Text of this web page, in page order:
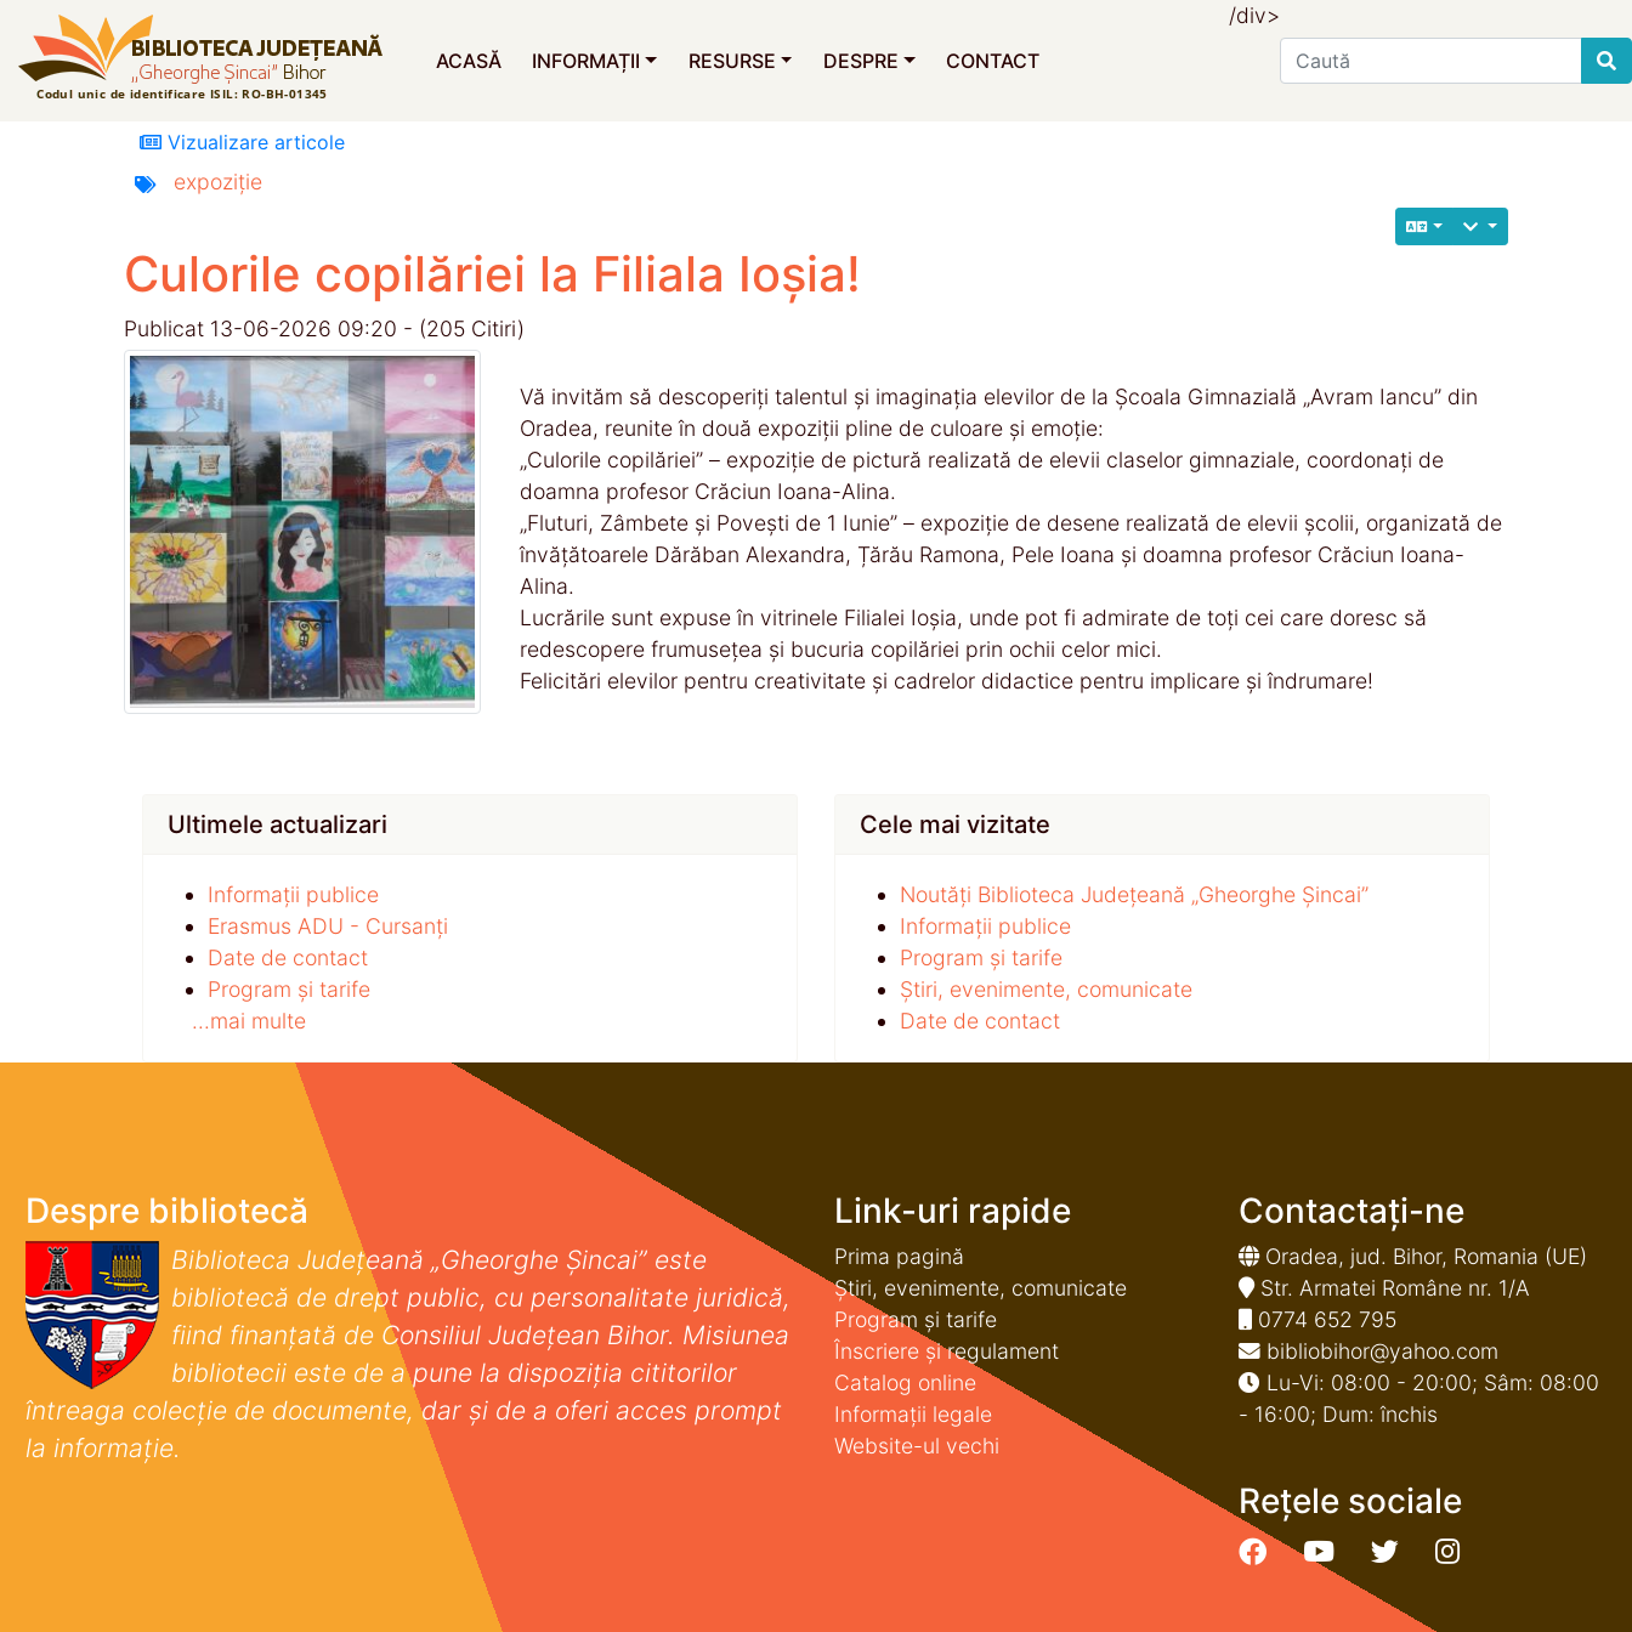
ACASĂ INFORMAȚII RESURSE DESPRE CONTACT
/div>
Find
Vizualizare articole
expoziție
Culorile copilăriei la Filiala Ioșia!
Publicat 13-06-2026 09:20 - (205 Citiri)
Vă invităm să descoperiți talentul și imaginația elevilor de la Școala Gimnazială „Avram Iancu” din
Oradea, reunite în două expoziții pline de culoare și emoție:
„Culorile copilăriei” – expoziție de pictură realizată de elevii claselor gimnaziale, coordonați de
doamna profesor Crăciun Ioana-Alina.
„Fluturi, Zâmbete și Povești de 1 Iunie” – expoziție de desene realizată de elevii școlii, organizată de
învățătoarele Dărăban Alexandra, Țărău Ramona, Pele Ioana și doamna profesor Crăciun Ioana-
Alina.
Lucrările sunt expuse în vitrinele Filialei Ioșia, unde pot fi admirate de toți cei care doresc să
redescopere frumusețea și bucuria copilăriei prin ochii celor mici.
Felicitări elevilor pentru creativitate și cadrelor didactice pentru implicare și îndrumare!
Ultimele actualizari
Informații publice
Erasmus ADU - Cursanți
Date de contact
Program și tarife
...mai multe
Cele mai vizitate
Noutăți Biblioteca Județeană „Gheorghe Șincai”
Informații publice
Program și tarife
Știri, evenimente, comunicate
Date de contact
Despre bibliotecă
Biblioteca Județeană „Gheorghe Șincai” este
bibliotecă de drept public, cu personalitate juridică,
fiind finanţată de Consiliul Judeţean Bihor. Misiunea
bibliotecii este de a pune la dispoziţia cititorilor
întreaga colecţie de documente, dar şi de a oferi acces prompt
la informaţie.
Link-uri rapide
Prima pagină
Știri, evenimente, comunicate
Program și tarife
Înscriere și regulament
Catalog online
Informații legale
Website-ul vechi
Contactați-ne
Oradea, jud. Bihor, Romania (UE)
Str. Armatei Române nr. 1/A
0774 652 795
bibliobihor@yahoo.com
Lu-Vi: 08:00 - 20:00; Sâm: 08:00
- 16:00; Dum: închis
Rețele sociale